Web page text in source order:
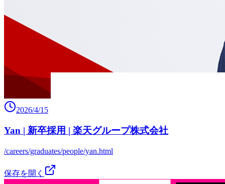
2026/4/15
Yan | 新卒採用 | 楽天グループ株式会社
/careers/graduates/people/yan.html
保存を開く